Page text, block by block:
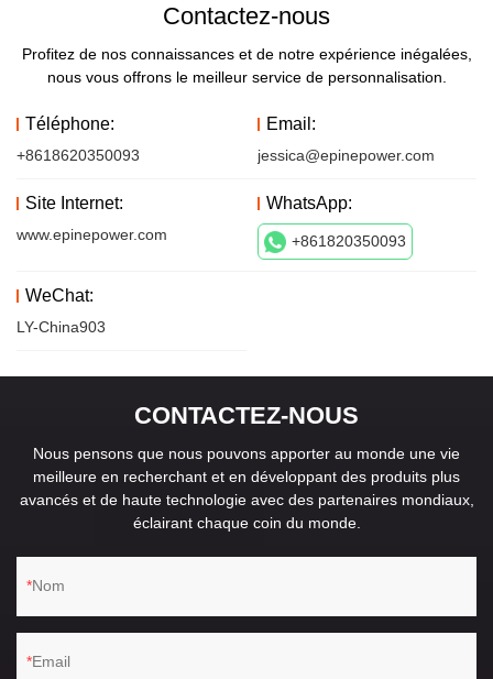
Contactez-nous
Profitez de nos connaissances et de notre expérience inégalées,
nous vous offrons le meilleur service de personnalisation.
Téléphone:
+8618620350093
Email:
jessica@epinepower.com
Site Internet:
www.epinepower.com
WhatsApp:
+861820350093
WeChat:
LY-China903
CONTACTEZ-NOUS
Nous pensons que nous pouvons apporter au monde une vie
meilleure en recherchant et en développant des produits plus
avancés et de haute technologie avec des partenaires mondiaux,
éclairant chaque coin du monde.
Nom
Email